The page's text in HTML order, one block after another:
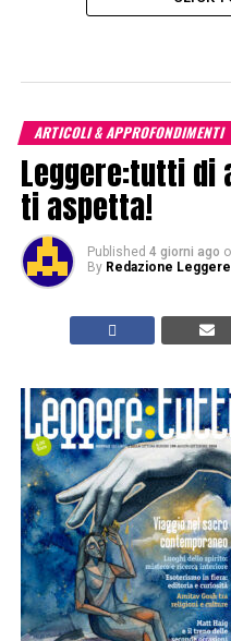
ARTICOLI & APPROFONDIMENTI
Leggere:tutti di
ti aspetta!
Published 4 giorni ago
By Redazione